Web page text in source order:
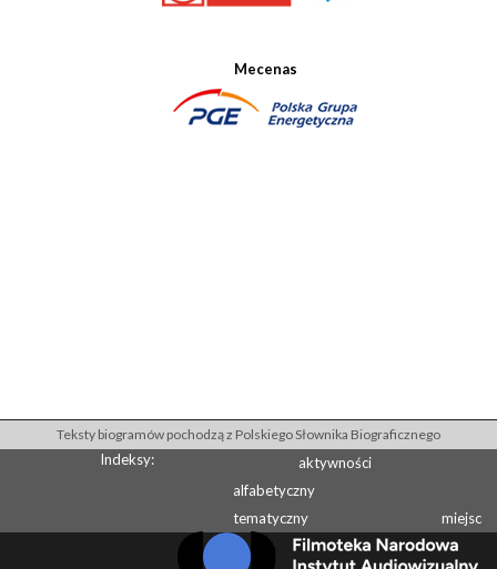
Mecenas
Teksty biogramów pochodzą z Polskiego Słownika Biograficznego
Indeksy:
aktywności
alfabetyczny
tematyczny
miejsc